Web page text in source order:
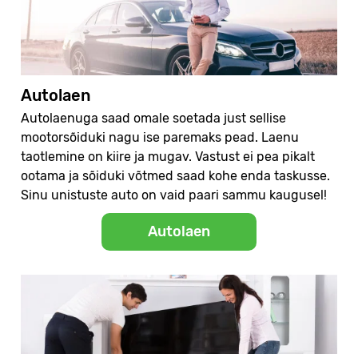
Autolaen
Autolaenuga saad omale soetada just sellise
mootorsõiduki nagu ise paremaks pead. Laenu
taotlemine on kiire ja mugav. Vastust ei pea pikalt
ootama ja sõiduki võtmed saad kohe enda taskusse.
Sinu unistuste auto on vaid paari sammu kaugusel!
Autolaen